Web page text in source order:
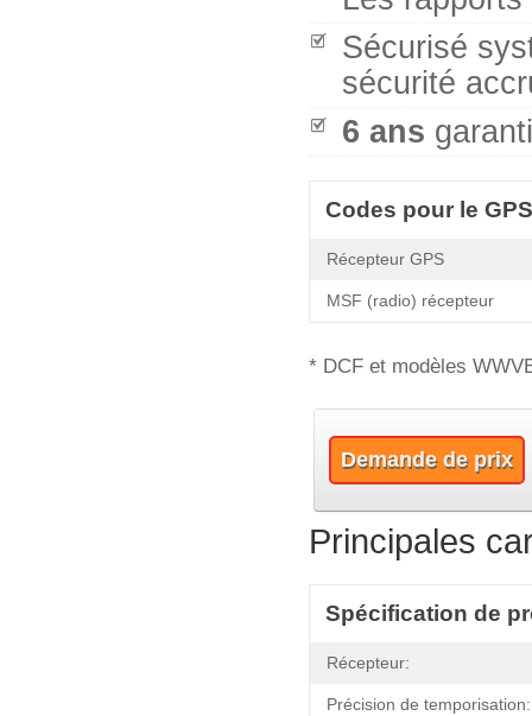
Sécurisé
sécurité
6 ans
Codes pour le
Récepteur GPS
MSF (radio) récepteur
* DCF et modèles
Demande de prix
Principales
Spécification de
Récepteur:
Précision de temporisation: